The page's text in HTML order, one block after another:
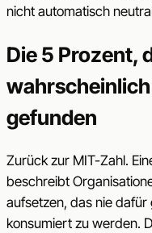
nicht automatisch
Die 5 Prozent,
gefunden
Zurück zur MIT-Zahl.
beschreibt
aufsetzen, das nie
konsumiert zu werden.